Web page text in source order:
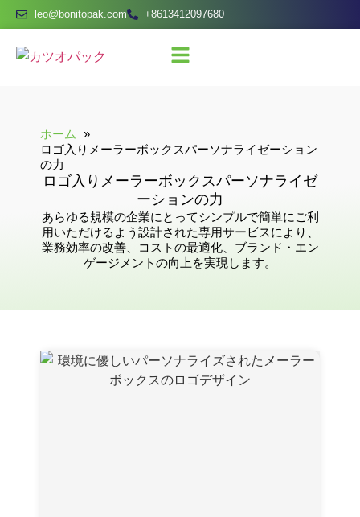
leo@bonitopak.com +8613412097680
ホーム
ロゴ入りメーラーボックスパーソナライゼーション
の力
ロゴ入りメーラーボックスパーソナライゼ
ーションの力
あらゆる規模の企業にとってシンプルで簡単にご利
用いただけるよう設計された専用サービスにより、
業務効率の改善、コストの最適化、ブランド・エン
ゲージメントの向上を実現します。